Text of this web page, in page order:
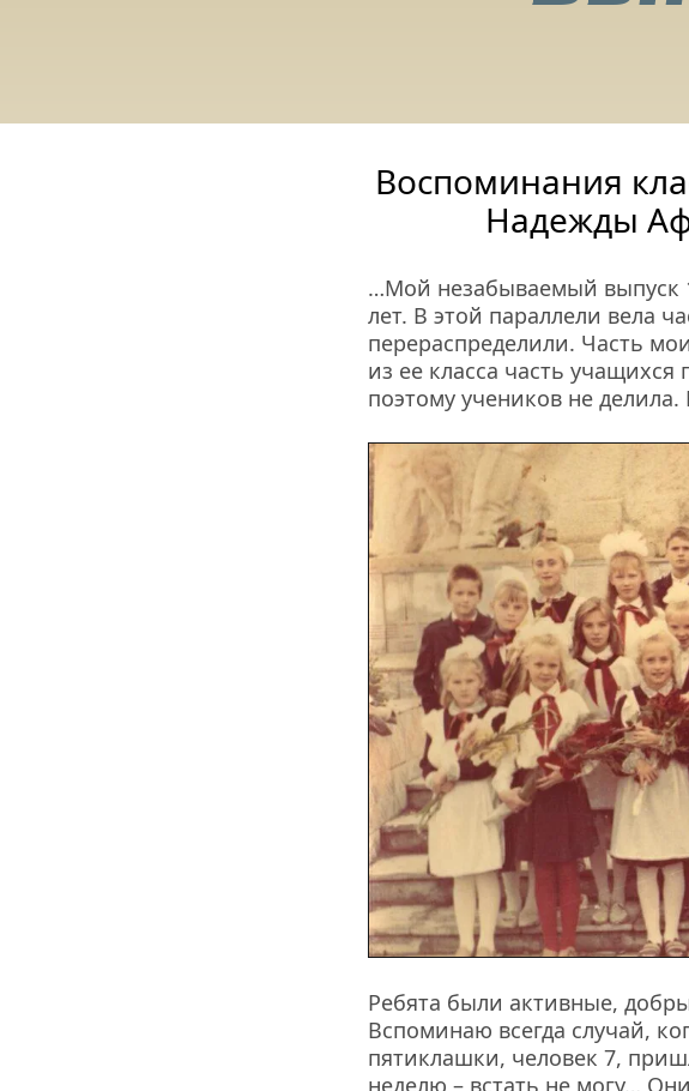
…Мой незабываемый выпуск
лет. В этой параллели вела
перераспределили. Часть
из ее класса часть
поэтому учеников не
Ребята были активные,
Вспоминаю всегда случай,
пятиклашки, человек 7,
неделю – встать не могу…
Воспоминания
Надежды